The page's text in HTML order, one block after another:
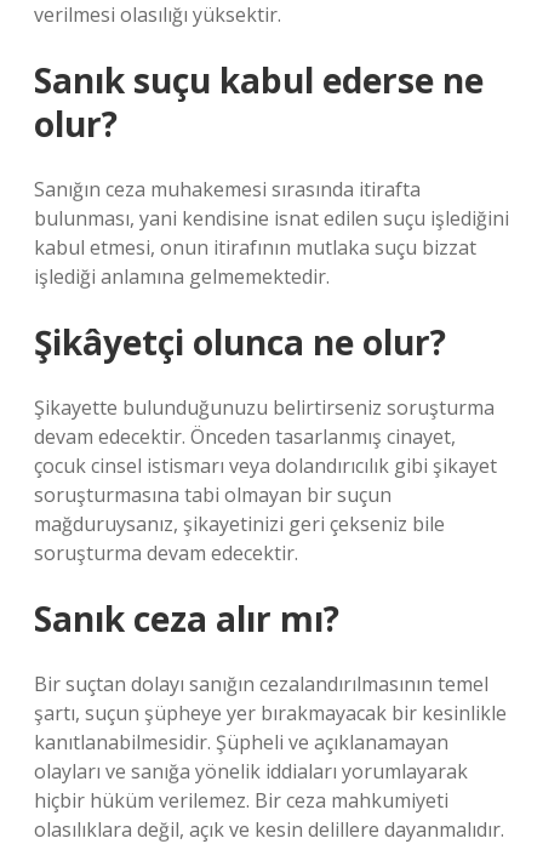
verilmesi olasılığı yüksektir.
Sanık suçu kabul ederse ne
olur?
Sanığın ceza muhakemesi sırasında itirafta
bulunması, yani kendisine isnat edilen suçu işlediğini
kabul etmesi, onun itirafının mutlaka suçu bizzat
işlediği anlamına gelmemektedir.
Şikâyetçi olunca ne olur?
Şikayette bulunduğunuzu belirtirseniz soruşturma
devam edecektir. Önceden tasarlanmış cinayet,
çocuk cinsel istismarı veya dolandırıcılık gibi şikayet
soruşturmasına tabi olmayan bir suçun
mağduruysanız, şikayetinizi geri çekseniz bile
soruşturma devam edecektir.
Sanık ceza alır mı?
Bir suçtan dolayı sanığın cezalandırılmasının temel
şartı, suçun şüpheye yer bırakmayacak bir kesinlikle
kanıtlanabilmesidir. Şüpheli ve açıklanamayan
olayları ve sanığa yönelik iddiaları yorumlayarak
hiçbir hüküm verilemez. Bir ceza mahkumiyeti
olasılıklara değil, açık ve kesin delillere dayanmalıdır.